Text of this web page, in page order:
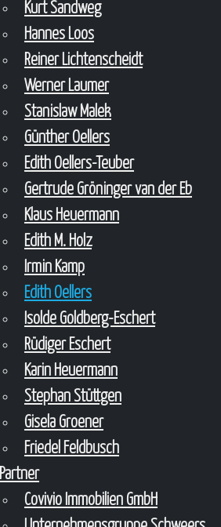
Kurt Sandweg
Hannes Loos
Reiner Lichtenscheidt
Werner Laumer
Stanislaw Malek
Günther Oellers
Edith Oellers-Teuber
Gertrude Gröninger van der Eb
Klaus Heuermann
Edith M. Holz
Irmin Kamp
Edith Oellers
Isolde Goldberg-Eschert
Rüdiger Eschert
Karin Heuermann
Stephan Stüttgen
Gisela Groener
Friedel Feldbusch
Partner
Covivio Immobilien GmbH